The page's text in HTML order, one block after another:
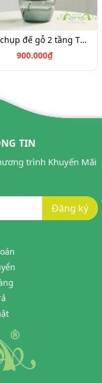
Lồng chụp đế gỗ 2 tầng Thủy tinh
900.000₫
TIN
trình Khuyến Mãi
Đăng ký